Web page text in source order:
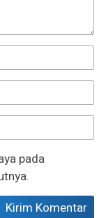
pada